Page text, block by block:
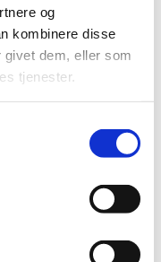
og
kombinere disse
givet dem, eller som
tjenester.
|Vigtig information